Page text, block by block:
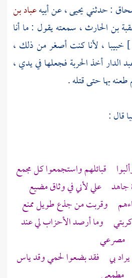
: حدثنييحيى ،عن أبيهعباد بن
بن الحارث ، سمعته يقول : ما أنا
خبيبا ، لأنا كنت أصغر من ذلك ،
الدارأخذ الحربة فجعلها في يدي ،
بها حتى قتله .
قال :
قبائلهم واستجمعوا كل مجمع
جاهد علي لأني في وثاق مضيع
وقربت من جذع طويل ممنع
كربتي وما أرصد الأحزاب لي عند
مصرعي
يراد بي فقد بضعوا لحمي وقد ياس